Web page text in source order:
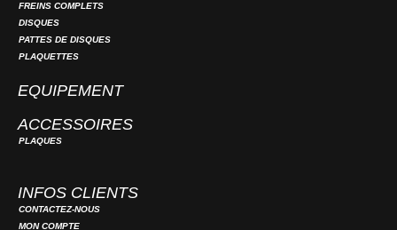
FREINS COMPLETS
DISQUES
PATTES DE DISQUES
PLAQUETTES
EQUIPEMENT
ACCESSOIRES
PLAQUES
INFOS CLIENTS
CONTACTEZ-NOUS
MON COMPTE